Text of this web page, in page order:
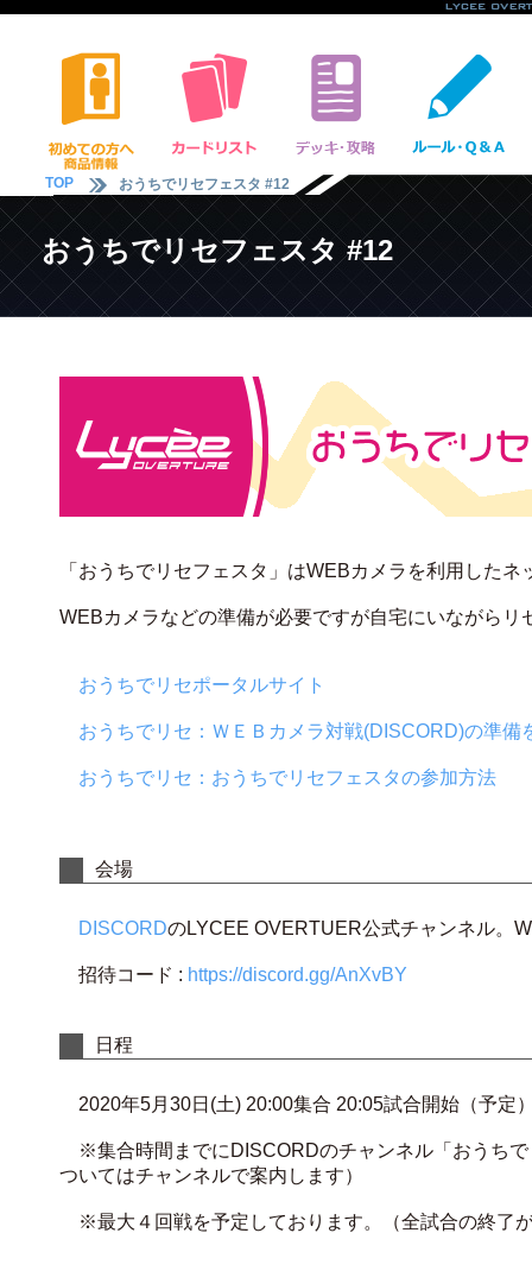
TOP おうちでリセフェスタ #12
おうちでリセフェスタ #12
「おうちでリセフェスタ」はWEBカメラを利用したネ
WEBカメラなどの準備が必要ですが自宅にいながらリ
おうちでリセポータルサイト
おうちでリセ：ＷＥＢカメラ対戦(DISCORD)の準備
おうちでリセ：おうちでリセフェスタの参加方法
会場
DISCORDのLYCEE OVERTUER公式チャンネル。
招待コード : https://discord.gg/AnXvBY
日程
2020年5月30日(土) 20:00集合 20:05試合開始（予定
※集合時間までにDISCORDのチャンネル「おうちで
ついてはチャンネルで案内します）
※最大４回戦を予定しております。（全試合の終了